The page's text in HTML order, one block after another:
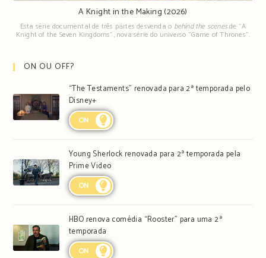
A Knight in the Making (2026)
Esta série documental de três partes desvenda o behind the scenesde "A
Knight of the Seven Kingdoms", nova série do universo "Game of Thrones".
ON OU OFF?
“The Testaments” renovada para 2ª temporada pelo
Disney+
ON
Young Sherlock renovada para 2ª temporada pela
Prime Video
ON
HBO renova comédia “Rooster” para uma 2ª
temporada
ON